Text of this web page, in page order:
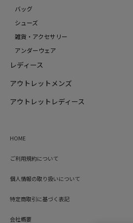
バッグ
シューズ
雑貨・アクセサリー
アンダーウェア
レディース
アウトレットメンズ
アウトレットレディース
HOME
ご利用規約について
個人情報の取り扱いについて
特定商取引に基づく表記
会社概要